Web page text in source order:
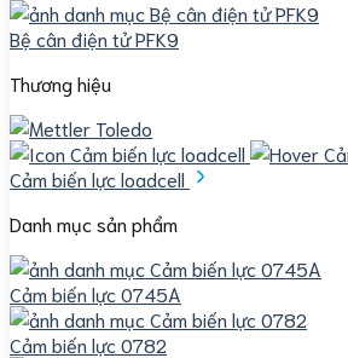
Bệ cân điện tử PFK9
Thương hiệu
Cảm biến lực loadcell
Danh mục sản phẩm
Cảm biến lực 0745A
Cảm biến lực 0782